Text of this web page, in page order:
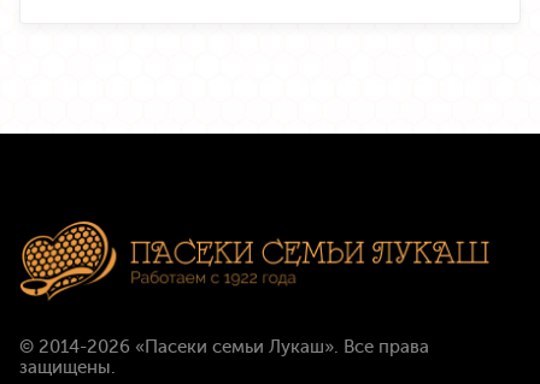
© 2014-2026 «Пасеки семьи Лукаш». Все права
защищены.